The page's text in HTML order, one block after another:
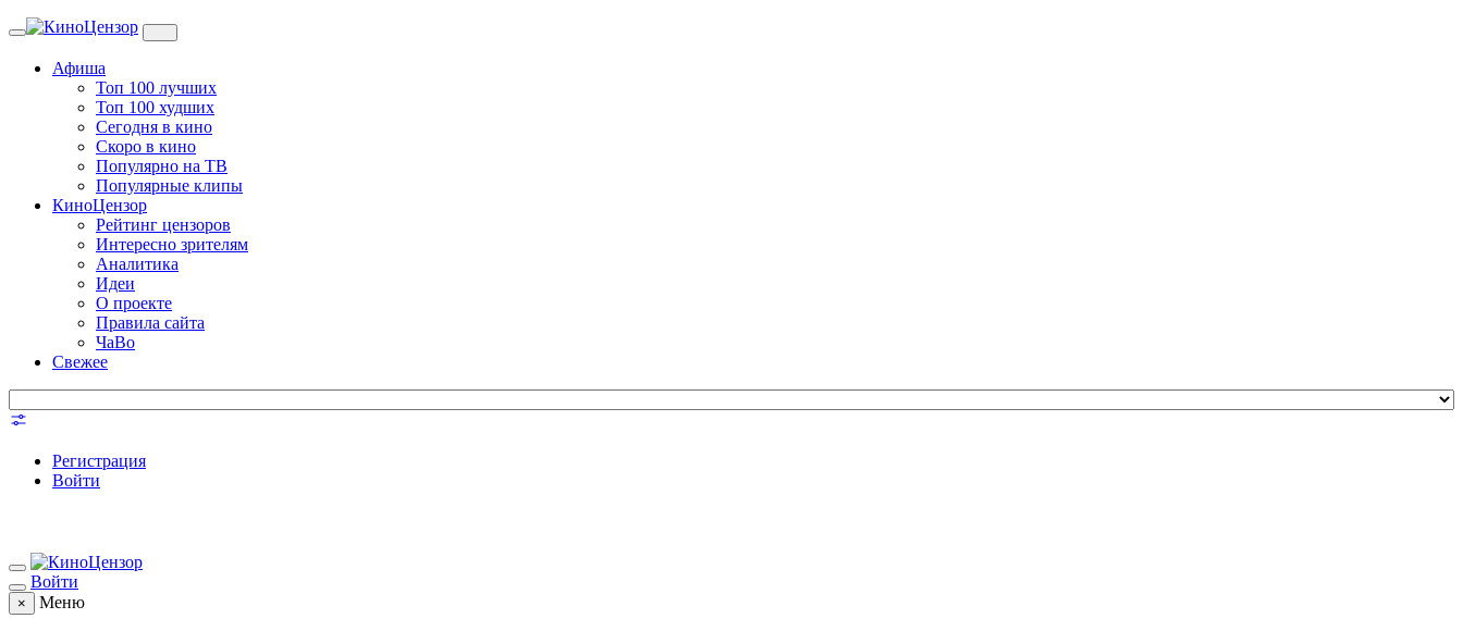
Toggle
Афиша
Топ 100 лучших
Топ 100 худших
Сегодня в кино
Скоро в кино
Популярно на ТВ
Популярные клипы
КиноЦензор
Рейтинг цензоров
Интересно зрителям
Аналитика
Идеи
О проекте
Правила сайта
ЧаВо
Свежее
Регистрация
Войти
Войти
× Меню